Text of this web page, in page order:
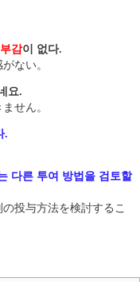
감이 없다.
ない。
요.
せん。
.
다른 투여 방법을 검토할
投与方法を検討するこ